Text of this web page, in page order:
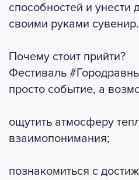
способностей и унести
своими руками сувенир.
Почему стоит прийти?
Фестиваль
просто событие, а
ощутить атмосферу
взаимопонимания;
познакомиться с